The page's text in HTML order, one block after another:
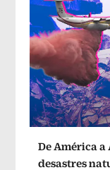
De América a
desastres